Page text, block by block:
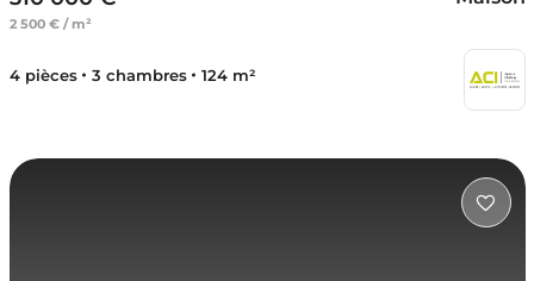
2 500 € / m²
4 pièces 3 chambres 124 m²